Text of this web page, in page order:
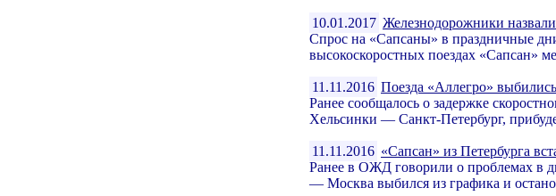
10.01.2017 Железнодорожники
Спрос на «Сапсаны» в праздничные
высокоскоростных поездах «Сапсан»
11.11.2016 Поезда «Аллегро»
Ранее сообщалось о задержке
Хельсинки — Санкт-Петербург,
11.11.2016 «Сапсан» из Петербурга
Ранее в ОЖД говорили о проблемах в
— Москва выбился из графика и